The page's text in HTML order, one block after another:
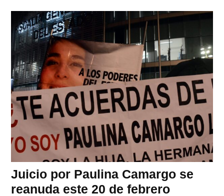
Juicio por Paulina Camargo se
reanuda este 20 de febrero